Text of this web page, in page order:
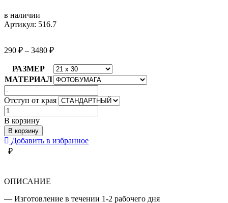
в наличии
Артикул: 516.7
290 ₽ – 3480 ₽
РАЗМЕР
МАТЕРИАЛ
Отступ от края
Количество
товара
ДЕВУШКА
НА
СТУЛЕ
В корзину
В корзину
Добавить в избранное
₽
ОПИСАНИЕ
— Изготовление в течении 1-2 рабочего дня